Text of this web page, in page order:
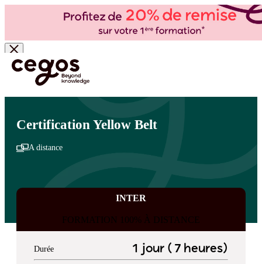
Skip to main content
Vous êtes ici : Accueil >Cegos, organisme de formation à Paris et en régions
Gagner en efficacité
Certification Yellow Belt
A distance
INTER
FORMATION 100% À DISTANCE
Durée 1 jour ( 7 heures)